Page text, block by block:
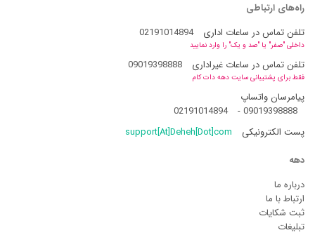
راه‌های ارتباطی
تلفن تماس در ساعات اداری
02191014894
داخلی "صفر" یا "صد و یک" را وارد نمایید
تلفن تماس در ساعات غیراداری 09019398888
فقط برای پشتیبانی سایت دهه دات کام
پیامرسان واتساپ
09019398888
-
02191014894
پست الکترونیکی
support[At]Deheh[Dot]com
دهه
درباره ما
ارتباط با ما
ثبت شکایات
تبلیغات